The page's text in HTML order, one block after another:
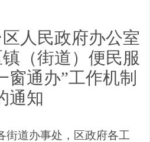
人民政府办公室
（街道）便民服
窗通办”工作机制
通知
街道办事处 ，区政府各工